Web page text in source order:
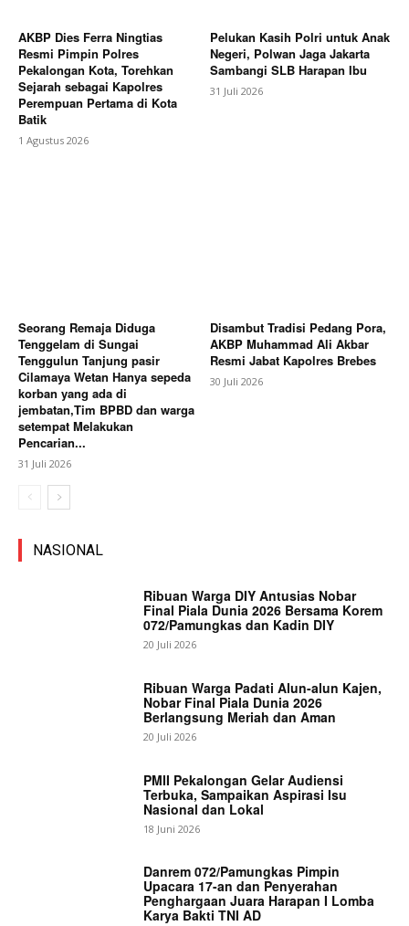
AKBP Dies Ferra Ningtias
Resmi Pimpin Polres
Pekalongan Kota, Torehkan
Sejarah sebagai Kapolres
Perempuan Pertama di Kota
Batik
1 Agustus 2026
Pelukan Kasih Polri untuk Anak
Negeri, Polwan Jaga Jakarta
Sambangi SLB Harapan Ibu
31 Juli 2026
Seorang Remaja Diduga
Tenggelam di Sungai
Tenggulun Tanjung pasir
Cilamaya Wetan Hanya sepeda
korban yang ada di
jembatan,Tim BPBD dan warga
setempat Melakukan
Pencarian...
31 Juli 2026
Disambut Tradisi Pedang Pora,
AKBP Muhammad Ali Akbar
Resmi Jabat Kapolres Brebes
30 Juli 2026
NASIONAL
Ribuan Warga DIY Antusias Nobar
Final Piala Dunia 2026 Bersama Korem
072/Pamungkas dan Kadin DIY
20 Juli 2026
Ribuan Warga Padati Alun-alun Kajen,
Nobar Final Piala Dunia 2026
Berlangsung Meriah dan Aman
20 Juli 2026
PMII Pekalongan Gelar Audiensi
Terbuka, Sampaikan Aspirasi Isu
Nasional dan Lokal
18 Juni 2026
Danrem 072/Pamungkas Pimpin
Upacara 17-an dan Penyerahan
Penghargaan Juara Harapan I Lomba
Karya Bakti TNI AD